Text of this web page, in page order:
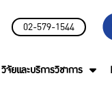
02-579-1544
วิจัยและบริการวิชาการ